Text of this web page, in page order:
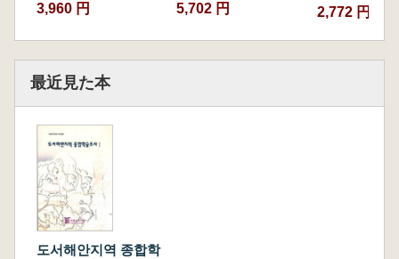
3,960 円 5,702 円 2,772 円
最近見た本
도서해안지역 종합학